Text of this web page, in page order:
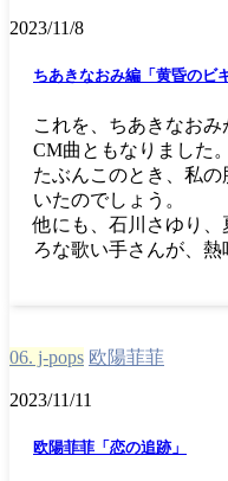
2023/11/8
ちあきなおみ編「黄昏のビ
これを、ちあきなお
CM曲ともなりました。
たぶんこのとき、私
いたのでしょう。
他にも、石川さゆり
ろな歌い手さんが、熱
06. j-pops 欧陽菲菲
2023/11/11
欧陽菲菲「恋の追跡」